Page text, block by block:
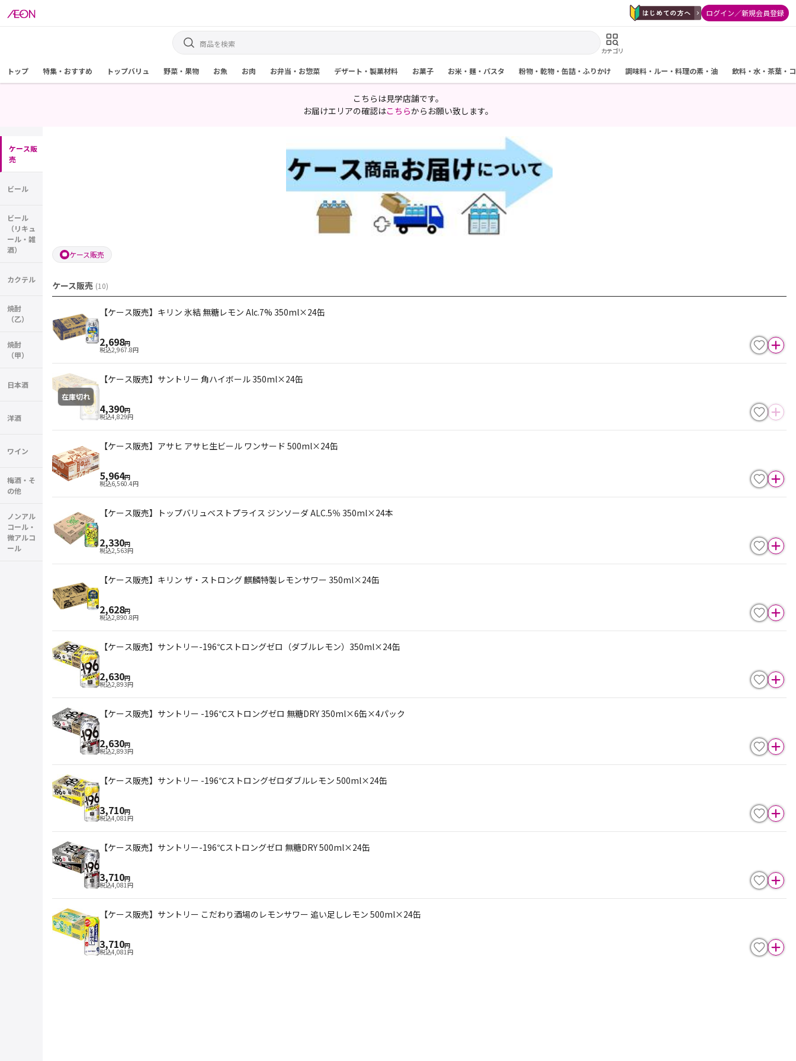
ログイン／新規会員登録
カテゴリ
トップ 特集・おすすめ トップバリュ 野菜・果物 お魚 お肉 お弁当・お惣菜 デザート・製菓材料 お菓子 お米・麺・パスタ 粉物・乾物・缶詰・ふりかけ 調味料・ルー・料理の素・油 飲料・水・茶葉・
こちらは見学店舗です。
お届けエリアの確認はこちらからお願い致します。
ケース販
売
ビール
ビール
（リキュ
ール・雑
酒）
カクテル
焼酎
（乙）
焼酎
（甲）
日本酒
洋酒
ワイン
梅酒・そ
の他
ノンアル
コール・
微アルコ
ール
ケース販売
ケース販売 (10)
【ケース販売】キリン 氷結 無糖レモン Alc.7% 350ml×24缶
2,698円
税込2,967.8円
在庫切れ
【ケース販売】サントリー 角ハイボール 350ml×24缶
4,390円
税込4,829円
【ケース販売】アサヒ アサヒ生ビール ワンサード 500ml×24缶
5,964円
税込6,560.4円
【ケース販売】トップバリュベストプライス ジンソーダ ALC.5％ 350ml×24本
2,330円
税込2,563円
【ケース販売】キリン ザ・ストロング 麒麟特製レモンサワー 350ml×24缶
2,628円
税込2,890.8円
【ケース販売】サントリー-196℃ストロングゼロ（ダブルレモン）350ml×24缶
2,630円
税込2,893円
【ケース販売】サントリー -196℃ストロングゼロ 無糖DRY 350ml×6缶×4パック
2,630円
税込2,893円
【ケース販売】サントリー -196℃ストロングゼロダブルレモン 500ml×24缶
3,710円
税込4,081 円
【ケース販売】サントリー-196℃ストロングゼロ 無糖DRY 500ml×24缶
3,710円
税込4,081 円
【ケース販売】サントリー こだわり酒場のレモンサワー 追い足しレモン 500ml×24缶
3,710円
税込4,081 円